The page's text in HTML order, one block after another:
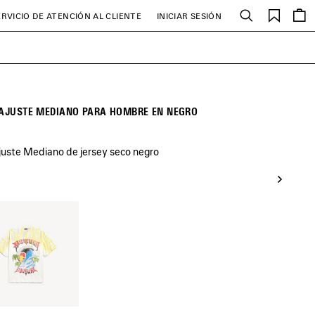
DE ATENCIÓN AL CLIENTE INICIAR SESIÓN Buscar
MEDIANO PARA HOMBRE EN NEGRO
Mediano de jersey seco negro